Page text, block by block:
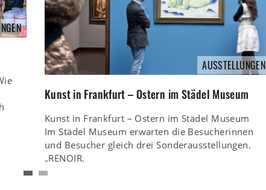
AUSSTELLUNGEN
Kunst in Frankfurt – Ostern im Städel Museum
Kunst in Frankfurt – Ostern im Städel Museum
Im Städel Museum erwarten die Besucherinnen
und Besucher gleich drei Sonderausstellungen.
„RENOIR.